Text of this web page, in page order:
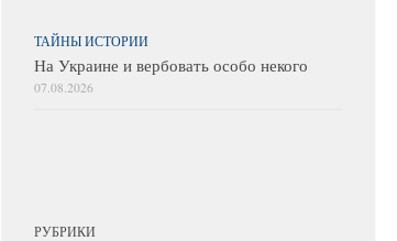
ТАЙНЫ ИСТОРИИ
На Украине и вербовать особо некого
07.08.2026
РУБРИКИ